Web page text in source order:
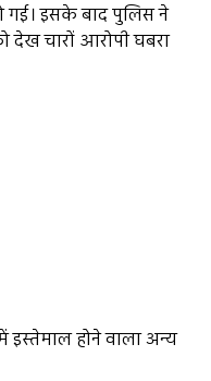
गई। इसके बाद पुलिस ने
चारों आरोपी घबरा
इस्तेमाल होने वाला अन्य